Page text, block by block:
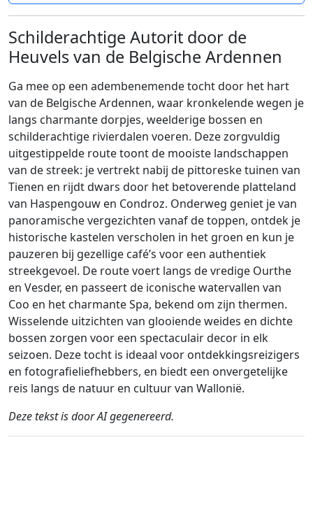
Schilderachtige Autorit door de
Heuvels van de Belgische Ardennen
Ga mee op een adembenemende tocht door het hart
van de Belgische Ardennen, waar kronkelende wegen je
langs charmante dorpjes, weelderige bossen en
schilderachtige rivierdalen voeren. Deze zorgvuldig
uitgestippelde route toont de mooiste landschappen
van de streek: je vertrekt nabij de pittoreske tuinen van
Tienen en rijdt dwars door het betoverende platteland
van Haspengouw en Condroz. Onderweg geniet je van
panoramische vergezichten vanaf de toppen, ontdek je
historische kastelen verscholen in het groen en kun je
pauzeren bij gezellige café’s voor een authentiek
streekgevoel. De route voert langs de vredige Ourthe
en Vesder, en passeert de iconische watervallen van
Coo en het charmante Spa, bekend om zijn thermen.
Wisselende uitzichten van glooiende weides en dichte
bossen zorgen voor een spectaculair decor in elk
seizoen. Deze tocht is ideaal voor ontdekkingsreizigers
en fotografieliefhebbers, en biedt een onvergetelijke
reis langs de natuur en cultuur van Wallonië.
Deze tekst is door AI gegenereerd.